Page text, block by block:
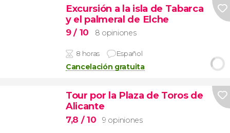
Excursión a la isla de Tabarca
y el palmeral de Elche
9/ 10 8 opiniones
8 horas Español
Cancelación gratuita
Tour por la Plaza de Toros de
Alicante
7,8 / 10 9 opiniones